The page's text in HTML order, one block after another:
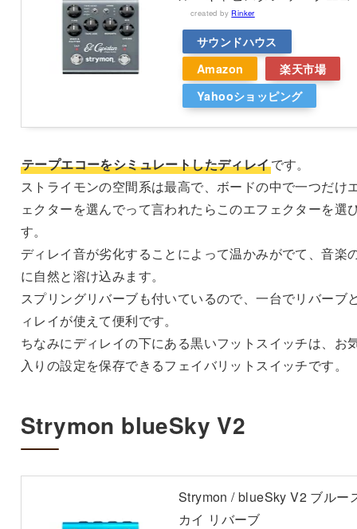
created byRinker
サウンドハウス
Amazon
楽天市場
Yahooショッピング
テープエコーをシミュレートしたディレイです。
ストライモンの空間系は最高で、ボードの中で一つだけ
ェクターを選んでって言われたらこのエフェクターを選
す。
ディレイ音が劣化することによって温かみがでて、音楽
に自然と溶け込みます。
スプリングリバーブも付いているので、一台でリバーブ
ィレイが使えて便利です。
ちなみにディレイの下にある黒いフットスイッチは、お
入りの設定を保存できるフェイバリットスイッチです。
Strymon blueSky V2
Strymon / blueSky V2 ブルー
カイ リバーブ